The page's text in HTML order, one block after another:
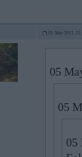
05. May 2011,
05
05
05